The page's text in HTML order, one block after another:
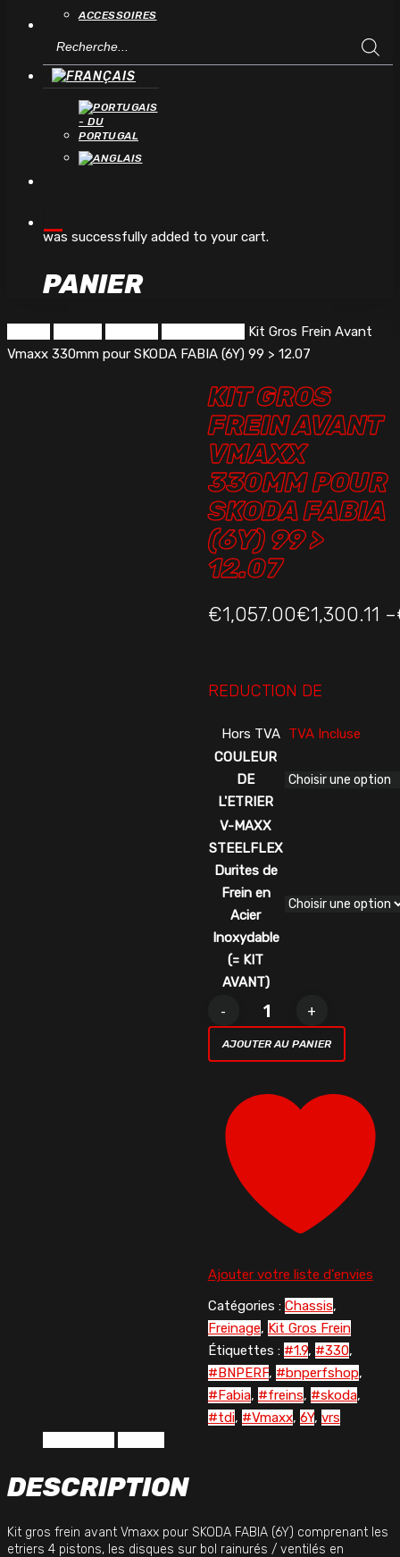
ACCESSOIRES
de
produits
was successfully added to your cart.
PANIER
Kit Gros Frein Avant
Vmaxx 330mm pour SKODA FABIA (6Y) 99 > 12.07
KIT GROS
FREIN AVANT
VMAXX
330MM POUR
SKODA FABIA
(6Y) 99 >
12.07
€1,057.00€1,300.11 –
Plage
€1,057.00€1,300.11
€1,229.00€1,511.67
REDUCTION DE
Hors TVA TVA Incluse
COULEUR
DE
L'ETRIER
V-MAXX
STEELFLEX
Durites de
Frein en
Acier
Inoxydable
(= KIT
AVANT)
quantité
de
Kit
Frein
pour
SKODA
99
12.07
AJOUTER AU PANIER
Ajouter votre liste d'envies
Catégories : Chassis,
Freinage, Kit Gros Frein
Étiquettes : #1.9, #330,
#BNPERF, #bnperfshop,
#Fabia, #freins, #skoda,
#tdi, #Vmaxx, 6Y, vrs
DESCRIPTION
Kit gros frein avant Vmaxx pour SKODA FABIA (6Y) comprenant les
etriers 4 pistons, les disques sur bol rainurés / ventilés en